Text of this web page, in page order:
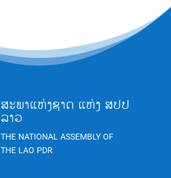
ສະພາແຫ່ງຊາດ ແຫ່ງ ສປປ
ລາວ
THE NATIONAL ASSEMBLY OF
THE LAO PDR